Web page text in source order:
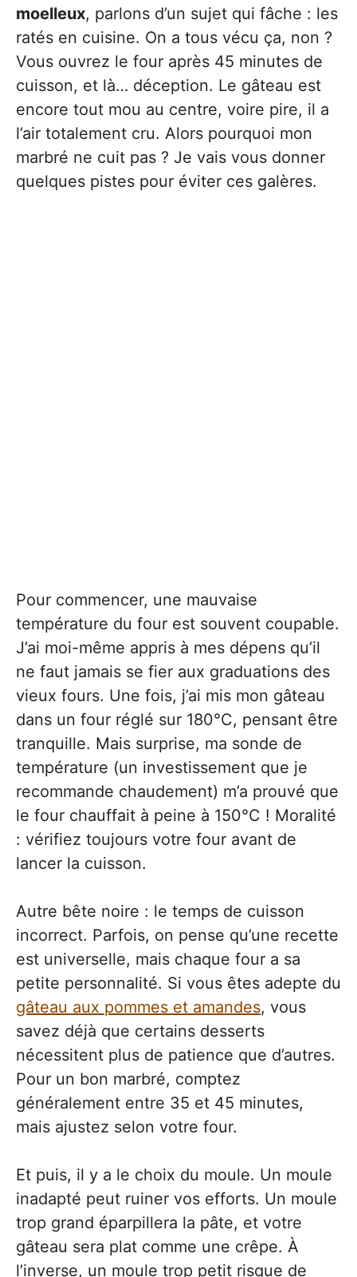
moelleux, parlons d’un sujet qui fâche : les
ratés en cuisine. On a tous vécu ça, non ?
Vous ouvrez le four après 45 minutes de
cuisson, et là… déception. Le gâteau est
encore tout mou au centre, voire pire, il a
l’air totalement cru. Alors pourquoi mon
marbré ne cuit pas ? Je vais vous donner
quelques pistes pour éviter ces galères.
Pour commencer, une mauvaise
température du four est souvent coupable.
J’ai moi-même appris à mes dépens qu’il
ne faut jamais se fier aux graduations des
vieux fours. Une fois, j’ai mis mon gâteau
dans un four réglé sur 180°C, pensant être
tranquille. Mais surprise, ma sonde de
température (un investissement que je
recommande chaudement) m’a prouvé que
le four chauffait à peine à 150°C ! Moralité
: vérifiez toujours votre four avant de
lancer la cuisson.
Autre bête noire : le temps de cuisson
incorrect. Parfois, on pense qu’une recette
est universelle, mais chaque four a sa
petite personnalité. Si vous êtes adepte du
gâteau aux pommes et amandes, vous
savez déjà que certains desserts
nécessitent plus de patience que d’autres.
Pour un bon marbré, comptez
généralement entre 35 et 45 minutes,
mais ajustez selon votre four.
Et puis, il y a le choix du moule. Un moule
inadapté peut ruiner vos efforts. Un moule
trop grand éparpillera la pâte, et votre
gâteau sera plat comme une crêpe. À
l’inverse, un moule trop petit risque de